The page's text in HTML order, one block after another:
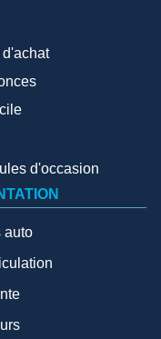
d'achat
d'occasion
auto